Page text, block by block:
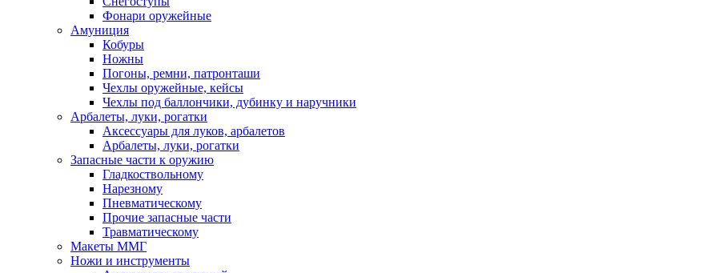
Фонари оружейные
Амуниция
Кобуры
Ножны
Погоны, ремни, патронташи
Чехлы оружейные, кейсы
Чехлы под баллончики, дубинку и наручники
Арбалеты, луки, рогатки
Аксессуары для луков, арбалетов
Арбалеты, луки, рогатки
Запасные части к оружию
Гладкоствольному
Нарезному
Пневматическому
Прочие запасные части
Травматическому
Макеты ММГ
Ножи и инструменты